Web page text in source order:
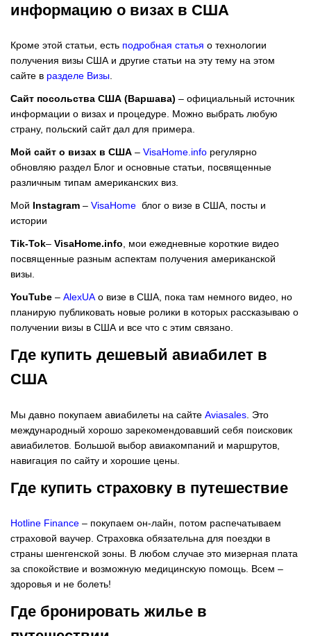
информацию о визах в США
Кроме этой статьи, есть подробная статья о технологии
получения визы США и другие статьи на эту тему на этом
сайте в разделе Визы
Сайт посольства США (Варшава) – официальный источник
информации о визах и процедуре. Можно выбрать любую
страну, польский сайт дал для примера.
Мой сайт о визах в США – VisaHome.info регулярно
обновляю раздел Блог и основные статьи, посвященные
различным типам американских виз.
Мой Instagram – VisaHome блог о визе в США, посты и
истории
Tik-Tok– VisaHome.info , мои ежедневные короткие видео
посвященные разным аспектам получения американской
визы.
YouTube – AlexUA о визе в США, пока там немного видео, но
планирую публиковать новые ролики в которых рассказываю о
получении визы в США и все что с этим связано.
Где купить дешевый авиабилет в
США
Мы давно покупаем авиабилеты на сайте Aviasales . Это
международный хорошо зарекомендовавший себя поисковик
авиабилетов. Большой выбор авиакомпаний и маршрутов,
навигация по сайту и хорошие цены.
Где купить страховку в путешествие
Hotline Finance – покупаем он-лайн, потом распечатываем
страховой ваучер. Страховка обязательна для поездки в
страны шенгенской зоны. В любом случае это мизерная плата
за спокойствие и возможную медицинскую помощь. Всем –
здоровья и не болеть!
Где бронировать жилье в